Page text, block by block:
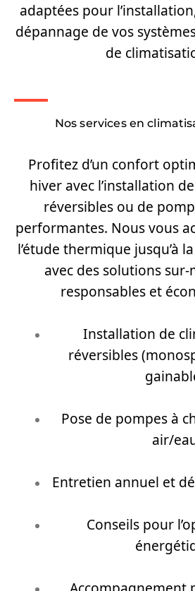
adaptées pour
dépannage de vos
de
Nos services en
Profitez d’un confort
hiver avec l’installation
réversibles ou de
performantes. Nous vous
l’étude thermique jusqu’à
avec des solutions sur-
responsables et
Installation de
réversibles
Pose de pompes à
air/
Entretien annuel et
Conseils pour